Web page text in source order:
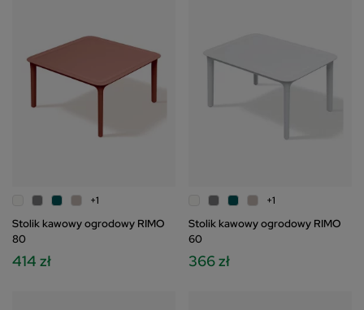
+1
Stolik kawowy ogrodowy RIMO
80
414 zł
+1
Stolik kawowy ogrodowy RIMO
60
366 zł